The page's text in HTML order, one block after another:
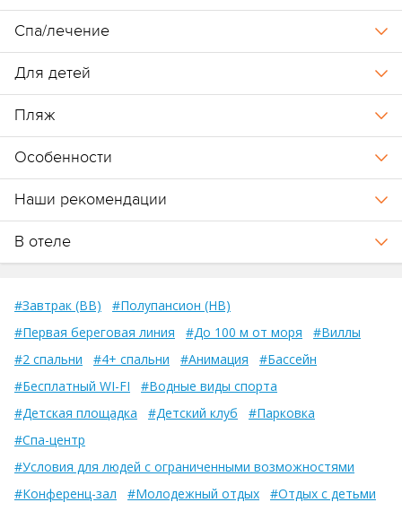
Спа/лечение
Для детей
Пляж
Особенности
Наши рекомендации
В отеле
#Завтрак (BB)
#Полупансион (HB)
#Первая береговая линия
#До 100 м от моря
#Виллы
#2 спальни
#4+ спальни #Анимация
#Бассейн
#Бесплатный WI-FI
#Водные виды спорта
#Детская площадка
#Детский клуб
#Парковка
#Спа-центр
#Условия для людей с ограниченными возможностями
#Конференц-зал
#Молодежный отдых
#Отдых с детьми